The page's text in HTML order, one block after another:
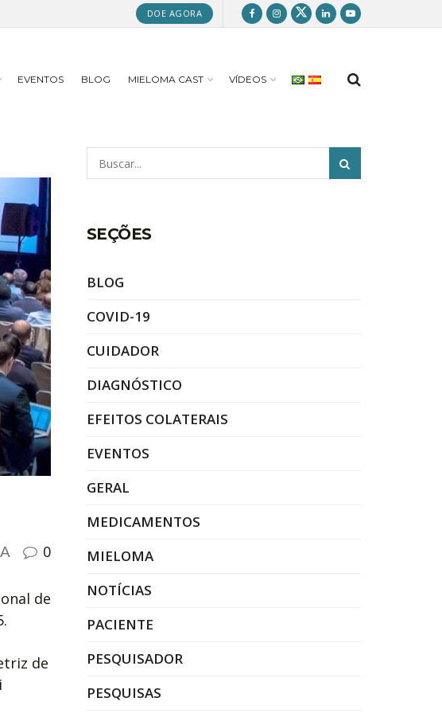
DOE AGORA
EVENTOS BLOG MIELOMA CAST VÍDEOS
A 0
de
de
Pesquisar
SEÇÕES
BLOG
COVID-19
CUIDADOR
DIAGNÓSTICO
EFEITOS COLATERAIS
EVENTOS
GERAL
MEDICAMENTOS
MIELOMA
NOTÍCIAS
PACIENTE
PESQUISADOR
PESQUISAS